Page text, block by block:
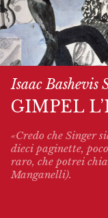
Isaac Bashevis
GIMPEL
«Credo che Singer
dieci paginette,
raro, che potrei
Manganelli).